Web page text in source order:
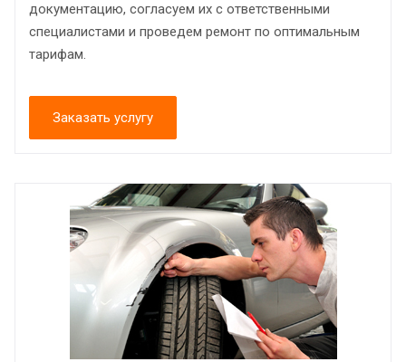
документацию, согласуем их с ответственными
специалистами и проведем ремонт по оптимальным
тарифам.
Заказать услугу